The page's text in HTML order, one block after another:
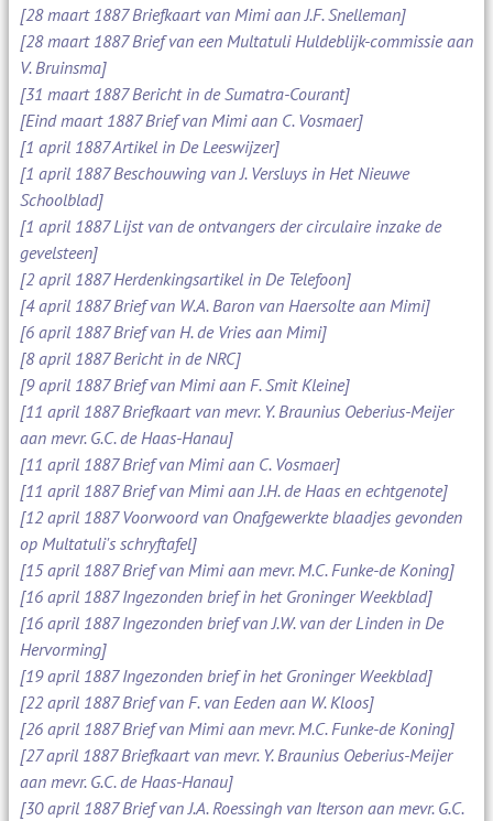
[28 maart 1887 Briefkaart van Mimi aan J.F. Snelleman]
[28 maart 1887 Brief van een Multatuli Huldeblijk-commissie aan
V. Bruinsma]
[31 maart 1887 Bericht in de Sumatra-Courant]
[Eind maart 1887 Brief van Mimi aan C. Vosmaer]
[1 april 1887 Artikel in De Leeswijzer]
[1 april 1887 Beschouwing van J. Versluys in Het Nieuwe
Schoolblad]
[1 april 1887 Lijst van de ontvangers der circulaire inzake de
gevelsteen]
[2 april 1887 Herdenkingsartikel in De Telefoon]
[4 april 1887 Brief van W.A. Baron van Haersolte aan Mimi]
[6 april 1887 Brief van H. de Vries aan Mimi]
[8 april 1887 Bericht in de NRC]
[9 april 1887 Brief van Mimi aan F. Smit Kleine]
[11 april 1887 Briefkaart van mevr. Y. Braunius Oeberius-Meijer
aan mevr. G.C. de Haas-Hanau]
[11 april 1887 Brief van Mimi aan C. Vosmaer]
[11 april 1887 Brief van Mimi aan J.H. de Haas en echtgenote]
[12 april 1887 Voorwoord van Onafgewerkte blaadjes gevonden
op Multatuli's schryftafel]
[15 april 1887 Brief van Mimi aan mevr. M.C. Funke-de Koning]
[16 april 1887 Ingezonden brief in het Groninger Weekblad]
[16 april 1887 Ingezonden brief van J.W. van der Linden in De
Hervorming]
[19 april 1887 Ingezonden brief in het Groninger Weekblad]
[22 april 1887 Brief van F. van Eeden aan W. Kloos]
[26 april 1887 Brief van Mimi aan mevr. M.C. Funke-de Koning]
[27 april 1887 Briefkaart van mevr. Y. Braunius Oeberius-Meijer
aan mevr. G.C. de Haas-Hanau]
[30 april 1887 Brief van J.A. Roessingh van Iterson aan mevr. G.C.